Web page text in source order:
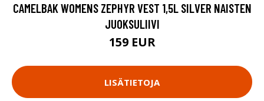
CAMELBAK WOMENS ZEPHYR VEST 1,5L SILVER NAISTEN
JUOKSULIIVI
159 EUR
LISÄTIETOJA